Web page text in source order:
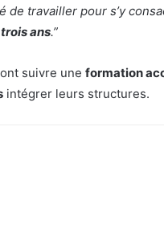
de travailler pour s’y
trois ans.”
suivre une formation
intégrer leurs structures.